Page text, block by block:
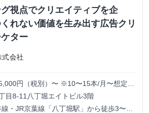
グ視点でクリエイティブを企
れない価値を生み出す広告クリ
ター
会社
円（税別）〜 ※10〜15本/月〜想定
等によって変動 ※トライアル期間の場
目8-11八丁堀エイトビル3階
・JR京葉線「八丁堀駅」から徒歩3〜6